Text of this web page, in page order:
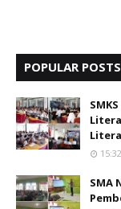
POPULAR POSTS
SMA